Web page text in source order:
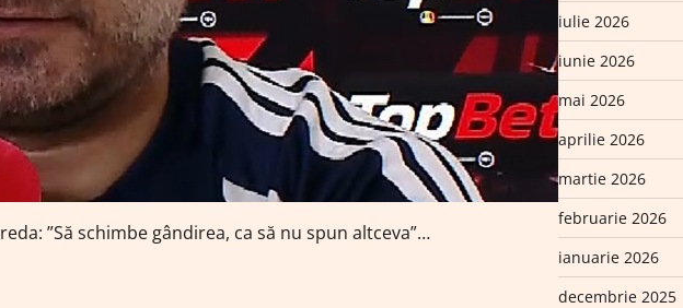
”Să schimbe gândirea, ca să nu spun altceva”…
iulie 2026
iunie 2026
mai 2026
aprilie 2026
martie 2026
februarie 2026
ianuarie 2026
decembrie 2025